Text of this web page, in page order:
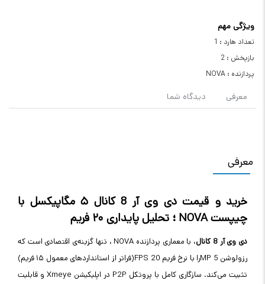
ویژگی مهم
تعداد هارد : 1
بازپخش : 2
پردازنده : NOVA
معرفی دیدگاه شما
معرفی
خرید و قیمتدی وی آر 8 کانال
چیپستNOVA ؛ تحلیل پایداری ۲۰ فریم
دی وی آر 8 کانال ، با معماری پردازنده NOVA ، تنها گزینه‌ی اقتصادی است که
رزولوشن 5
MPرا با نرخ فریم 20 FPS
(فراتر از استانداردهای معمول ۱۵ فریم)
تثبیت می‌کند. سازگاری کامل با پروتکل P2P در اپلیکیشن Xmeye و قابلیت